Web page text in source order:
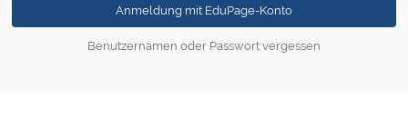
Anmeldung mit EduPage-Konto
Benutzernamen oder Passwort vergessen